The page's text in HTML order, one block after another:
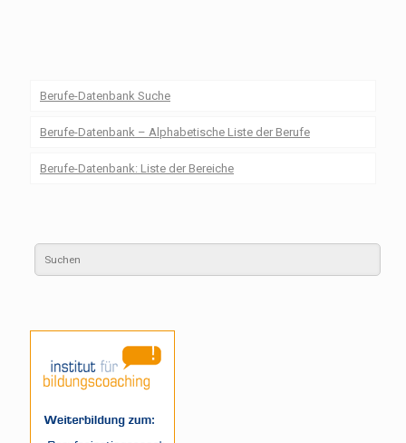
Berufe-Datenbank Suche
Berufe-Datenbank – Alphabetische Liste der Berufe
Berufe-Datenbank: Liste der Bereiche